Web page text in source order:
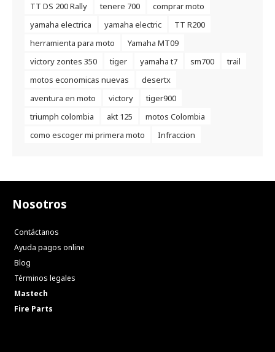
TT DS 200 Rally
tenere 700
comprar moto
yamaha electrica
yamaha electric
TT R200
herramienta para moto
Yamaha MT09
victory zontes 350
tiger yamaha t7 sm700
trail
motos economicas nuevas
desertx
aventura en moto
victory
tiger900
triumph colombia
akt 125
motos Colombia
como escoger mi primera moto
Infraccion
Nosotros
Contáctanos
Ayuda pagos online
Blog
Términos legales
Mastech
Fire Parts